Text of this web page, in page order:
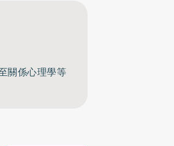
關係心理學等